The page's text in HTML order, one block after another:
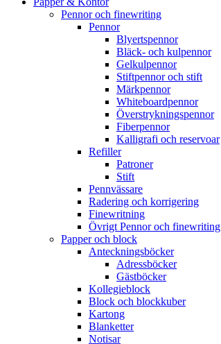
Pennor och finewriting
Pennor
Blyertspennor
Bläck- och kulpennor
Gelkulpennor
Stiftpennor och stift
Märkpennor
Whiteboardpennor
Överstrykningspennor
Fiberpennor
Kalligrafi och reservoar
Refiller
Patroner
Stift
Pennvässare
Radering och korrigering
Finewritning
Övrigt Pennor och finewriting
Papper och block
Anteckningsböcker
Adressböcker
Gästböcker
Kollegieblock
Block och blockkuber
Kartong
Blanketter
Notisar